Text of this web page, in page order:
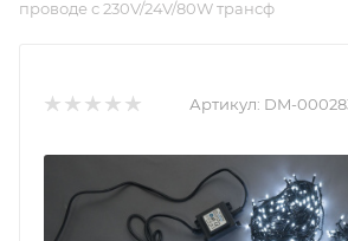
проводе с 230V/24V/80W трансф
Артикул: DM-